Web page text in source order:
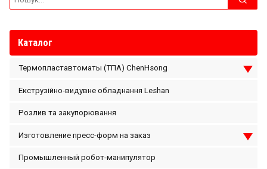
for:
Каталог
Термопластавтоматы (ТПА) ChenHsong
Екструзійно-видувне обладнання Leshan
Розлив та закупорювання
Изготовление пресс-форм на заказ
Промышленный робот-манипулятор